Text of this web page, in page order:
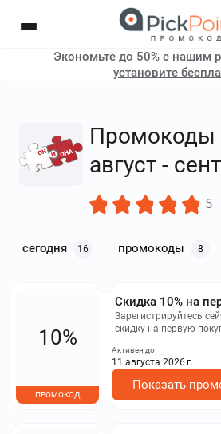
Экономьте до 50% с нашим
установите
Промокоды
август -
5
сегодня 16 промокоды 8
Скидка 10% на
Зарегистрируйтесь
скидку на первую
10%
ПРОМОКОД
Активен до:
11 августа 2026 г.
Показать